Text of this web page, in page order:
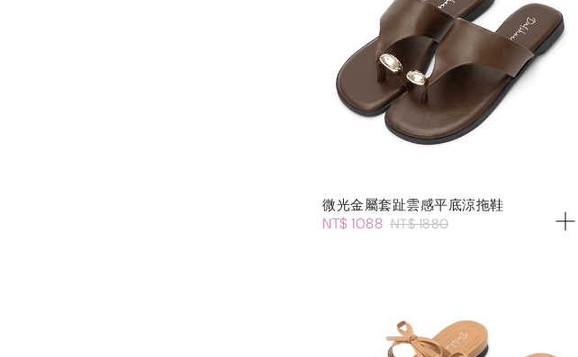
微光金屬套趾雲感平底涼拖鞋
NT$ 1088 NT$ 1880